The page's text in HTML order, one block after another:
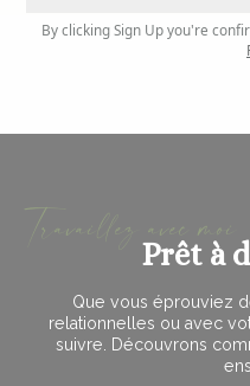
By clicking Sign Up you're
Travaillez avec moi
Prêt à
Que vous éprouviez
relationnelles ou avec
suivre. Découvrons